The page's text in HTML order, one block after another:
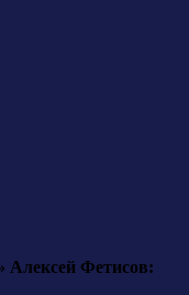
Алексей Фетисов: